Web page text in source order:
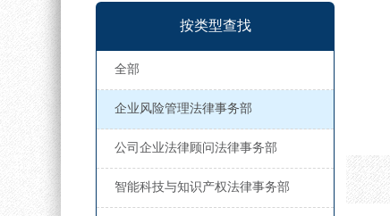
按类型查找
全部
企业风险管理法律事务部
公司企业法律顾问法律事务部
智能科技与知识产权法律事务部